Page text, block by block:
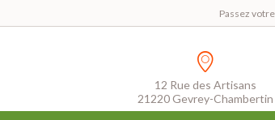
Passez
12 Rue des Artisans
21220 Gevrey-Chambertin